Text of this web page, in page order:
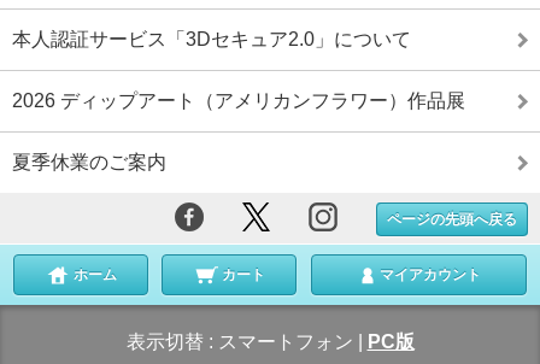
本人認証サービス「3Dセキュア2.0」について
2026 ディップアート（アメリカンフラワー）作品展
夏季休業のご案内
ページの先頭へ戻る
ホーム カート マイアカウント
表示切替 : スマートフォン PC版